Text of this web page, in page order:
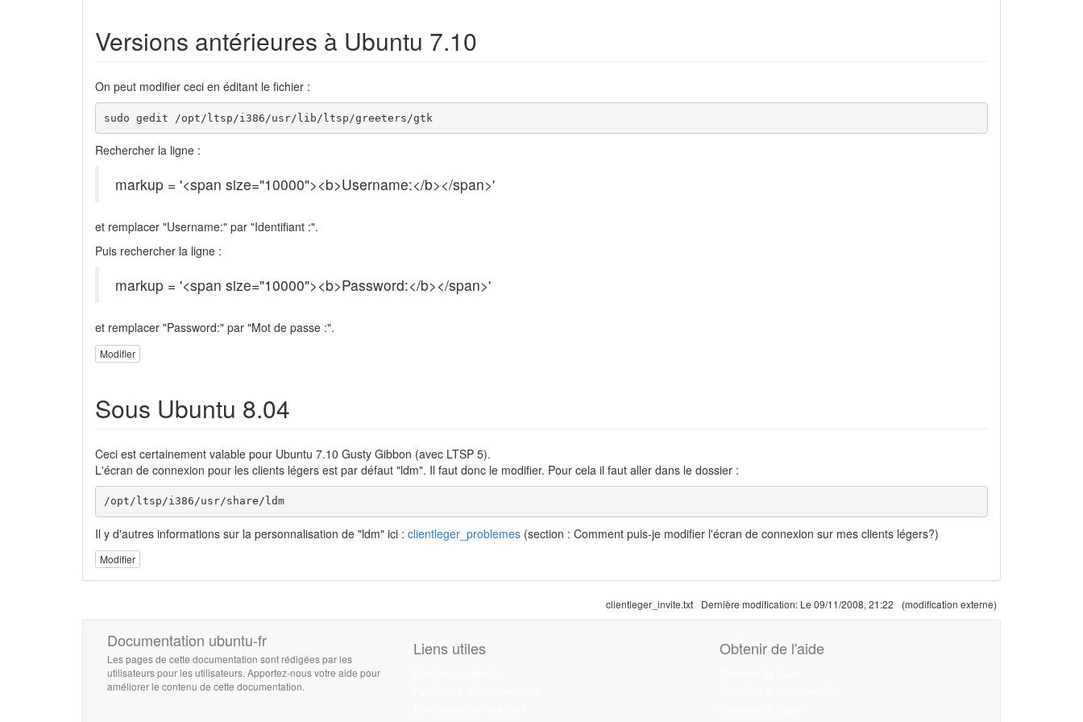
Versions antérieures à Ubuntu 7.10
On peut modifier ceci en éditant le fichier :
sudo gedit /opt/ltsp/i386/usr/lib/ltsp/greeters/gtk
Rechercher la ligne :
markup = '<span size="10000"><b>Username:</b></span>'
et remplacer "Username:" par "Identifiant :".
Puis rechercher la ligne :
markup = '<span size="10000"><b>Password:</b></span>'
et remplacer "Password:" par "Mot de passe :".
Modifier
Sous Ubuntu 8.04
Ceci est certainement valable pour Ubuntu 7.10 Gusty Gibbon (avec LTSP 5).
L'écran de connexion pour les clients légers est par défaut "ldm". Il faut donc le modifier. Pour cela il faut aller dans le dossier :
/opt/ltsp/i386/usr/share/ldm
Il y d'autres informations sur la personnalisation de "ldm" ici : clientleger_problemes (section : Comment puis-je modifier l'écran de connexion sur mes clients légers?)
Modifier
clientleger_invite.txt Dernière modification: Le 09/11/2008, 21:22 (modification externe)
Documentation ubuntu-fr
Les pages de cette documentation sont rédigées par les
utilisateurs pour les utilisateurs. Apportez-nous votre aide pour
améliorer le contenu de cette documentation.
Liens utiles Obtenir de l'aide